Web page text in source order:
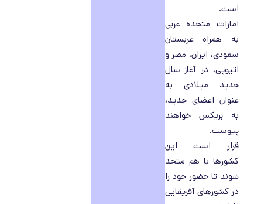
است.
امارات متحده عربی
به همراه عربستان
سعودی، ایران، مصر و
اتیوپی، در آغاز سال
جدید میلادی به
عنوان اعضای جدید،
به بریکس خواهند
پیوست.
قرار است این
کشورها با هم متحد
شوند تا حضور خود را
در کشورهای آفریقایی